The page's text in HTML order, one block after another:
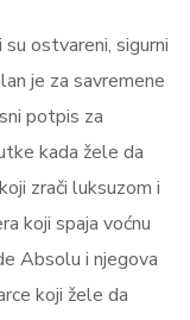
su ostvareni, sigurni
je za savremene
potpis za
kada žele da
zrači luksuzom i
koji spaja voćnu
Absolu i njegova
koji žele da